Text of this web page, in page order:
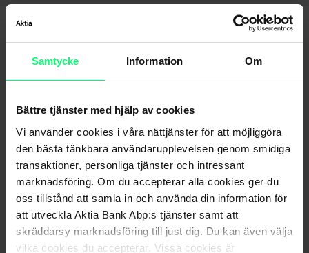
Samtycke Information Om
Bättre tjänster med hjälp av cookies
Vi använder cookies i våra nättjänster för att möjliggöra
den bästa tänkbara användarupplevelsen genom smidiga
transaktioner, personliga tjänster och intressant
marknadsföring. Om du accepterar alla cookies ger du
oss tillstånd att samla in och använda din information för
att utveckla Aktia Bank Abp:s tjänster samt att
skräddarsy marknadsföring till just dig. Du kan även välja
vilka cookies du accepterar. Vissa cookies är
Hittar du inte det du söker?
Kundservice
Skicka ett meddelande till oss via nätbanken